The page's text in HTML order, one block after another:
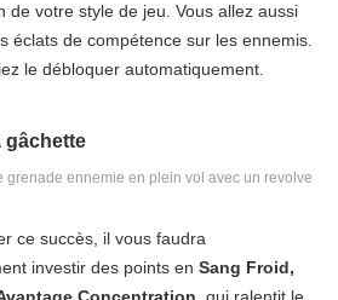
de votre style de jeu. Vous allez aussi
éclats de compétence sur les ennemis.
le débloquer automatiquement.
gâchette
grenade ennemie en plein vol avec un revolve
ce succès, il vous faudra
investir des points enSang Froid,